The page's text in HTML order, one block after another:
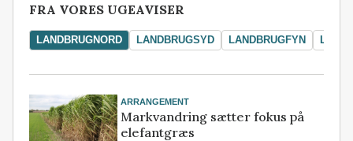
FRA VORES UGEAVISER
LANDBRUGNORD LANDBRUGSYD LANDBRUGFYN
ARRANGEMENT
Markvandring sætter fokus på
elefantgræs